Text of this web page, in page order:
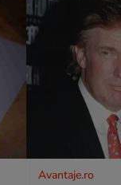
Avantaje.ro